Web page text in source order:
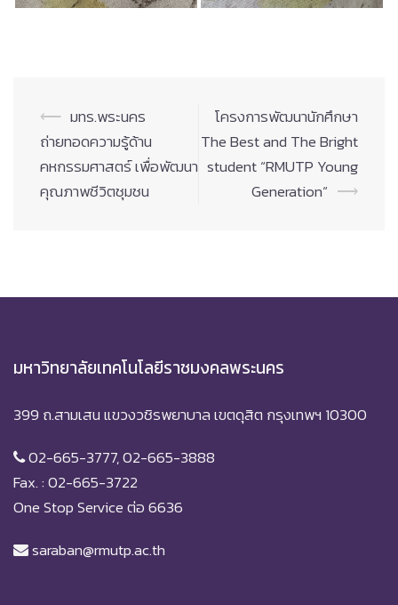
Post
navigation
⟵ มทร.พระนคร
ถ่ายทอดความรู้ด้าน
คหกรรมศาสตร์ เพื่อพัฒนา
คุณภาพชีวิตชุมชน
โครงการพัฒนานักศึกษา
The Best and The Bright
student “RMUTP Young
Generation“ ⟶
มหาวิทยาลัยเทคโนโลยีราชมงคลพระนคร
399 ถ.สามเสน แขวงวชิรพยาบาล เขตดุสิต กรุงเทพฯ 10300
02-665-3777, 02-665-3888
Fax. : 02-665-3722
One Stop Service ต่อ 6636
saraban@rmutp.ac.th